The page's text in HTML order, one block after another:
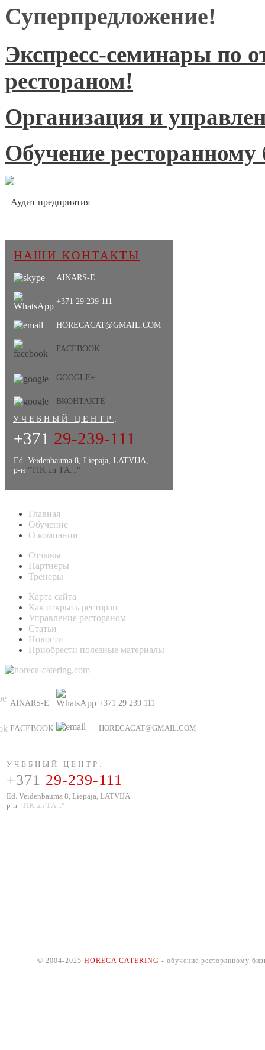
Суперпредложение!
Экспресс-семинары по
рестораном!
Организация и
Обучение ресторанному
Аудит предприятия
НАШИ КОНТАКТЫ
AINARS-E
+371 29 239 111
HORECACAT@GMAIL.COM
FACEBOOK
GOOGLE+
ВКОНТАКТЕ
УЧЕБНЫЙ ЦЕНТР :
+371 29-239-111
Ed. Veidenbauma 8, Liepāja, LATVIJA,
р-н "TIK un TĀ..."
Главная
Обучение
О компании
Отзывы
Партнеры
Тренеры
Карта сайта
Как открыть ресторан
Управление рестораном
Статьи
Новости
Приобрести полезные материалы
AINARS-E +371 29 239 111
FACEBOOK HORECACAT@GMAIL.COM
УЧЕБНЫЙ ЦЕНТР :
+371 29-239-111
Ed. Veidenbauma 8, Liepāja, LATVIJA
р-н "TIK un TĀ..."
© 2004-2025 HORECA CATERING - обучение ресторанному